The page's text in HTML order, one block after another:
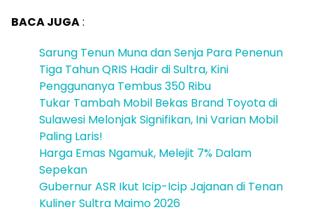
BACA JUGA:
Sarung Tenun Muna dan Senja Para Penenun
Tiga Tahun QRIS Hadir di Sultra, Kini
Penggunanya Tembus 350 Ribu
Tukar Tambah Mobil Bekas Brand Toyota di
Sulawesi Melonjak Signifikan, Ini Varian Mobil
Paling Laris!
Harga Emas Ngamuk, Melejit 7% Dalam
Sepekan
Gubernur ASR Ikut Icip-Icip Jajanan di Tenan
Kuliner Sultra Maimo 2026